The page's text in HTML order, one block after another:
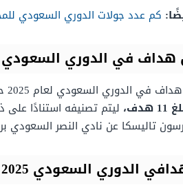
: كم عدد جولات الدوري السعودي
في الدوري السعودي 2025
في الدوري السعودي لعام 2025 حتّى الآن هو
تاليسكا عن نادي النصر السعودي
الدوري السعودي 2025